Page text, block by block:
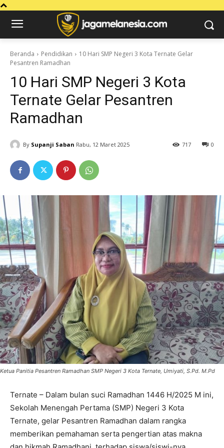
Beranda Pendidikan
10 Hari SMP Negeri 3 Kota Ternate Gelar
Pesantren Ramadhan
10 Hari SMP Negeri 3 Kota
Ternate Gelar Pesantren
Ramadhan
By Supanji Saban Rabu, 12 Maret 2025 0
717
Ketua Panitia Pesantren Ramadhan SMP Negeri 3 Kota Ternate, Umiyati, S.Pd. M.Pd
Ternate – Dalam bulan suci Ramadhan 1446 H/2025 M ini,
Sekolah Menengah Pertama (SMP) Negeri 3 Kota
Ternate, gelar Pesantren Ramadhan dalam rangka
memberikan pemahaman serta pengertian atas makna